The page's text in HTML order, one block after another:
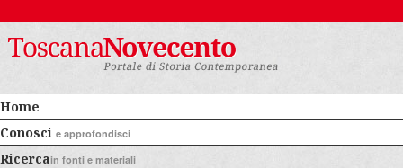
Home
Conosci e approfondisci
Ricercain fonti e materiali